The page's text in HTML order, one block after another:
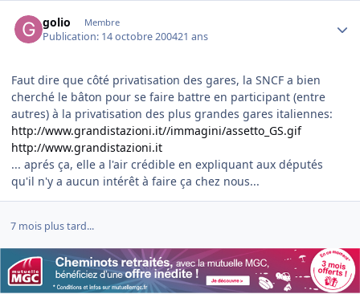
golio Membre
Publication: 14 octobre 200421 ans
Faut dire que côté privatisation des gares, la SNCF a bien
cherché le bâton pour se faire battre en participant (entre
autres) à la privatisation des plus grandes gares italiennes:
http://www.grandistazioni.it//immagini/assetto_GS.gif
http://www.grandistazioni.it
... aprés ça, elle a l'air crédible en expliquant aux députés
qu'il n'y a aucun intérêt à faire ça chez nous...
7 mois plus tard...